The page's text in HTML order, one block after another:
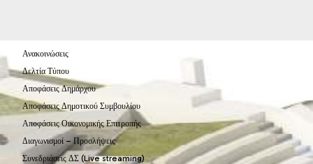
Ανακοινώσεις
Δελτία Τύπου
Αποφάσεις Δημάρχου
Αποφάσεις Δημοτικού Συμβουλίου
Αποφάσεις Οικονομικής Επιτροπής
Διαγωνισμοί – Προσλήψεις
Συνεδριάσεις ΔΣ (Live streaming)